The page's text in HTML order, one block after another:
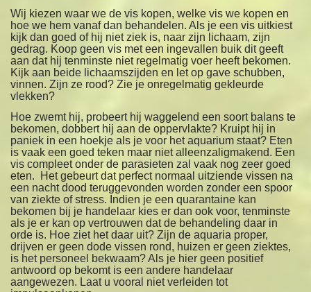
Wij kiezen waar we de vis kopen, welke vis we kopen en
hoe we hem vanaf dan behandelen. Als je een vis uitkiest
kijk dan goed of hij niet ziek is, naar zijn lichaam, zijn
gedrag. Koop geen vis met een ingevallen buik dit geeft
aan dat hij tenminste niet regelmatig voer heeft bekomen.
Kijk aan beide lichaamszijden en let op gave schubben,
vinnen. Zijn ze rood? Zie je onregelmatig gekleurde
vlekken?
Hoe zwemt hij, probeert hij waggelend een soort balans te
bekomen, dobbert hij aan de oppervlakte? Kruipt hij in
paniek in een hoekje als je voor het aquarium staat? Eten
is vaak een goed teken maar niet alleenzaligmakend. Een
vis compleet onder de parasieten zal vaak nog zeer goed
eten. Het gebeurt dat perfect normaal uitziende vissen na
een nacht dood teruggevonden worden zonder een spoor
van ziekte of stress. Indien je een quarantaine kan
bekomen bij je handelaar kies er dan ook voor, tenminste
als je er kan op vertrouwen dat de behandeling daar in
orde is. Hoe ziet het daar uit? Zijn de aquaria proper,
drijven er geen dode vissen rond, huizen er geen ziektes,
is het personeel bekwaam? Als je hier geen positief
antwoord op bekomt is een andere handelaar
aangewezen. Laat u vooral niet verleiden tot